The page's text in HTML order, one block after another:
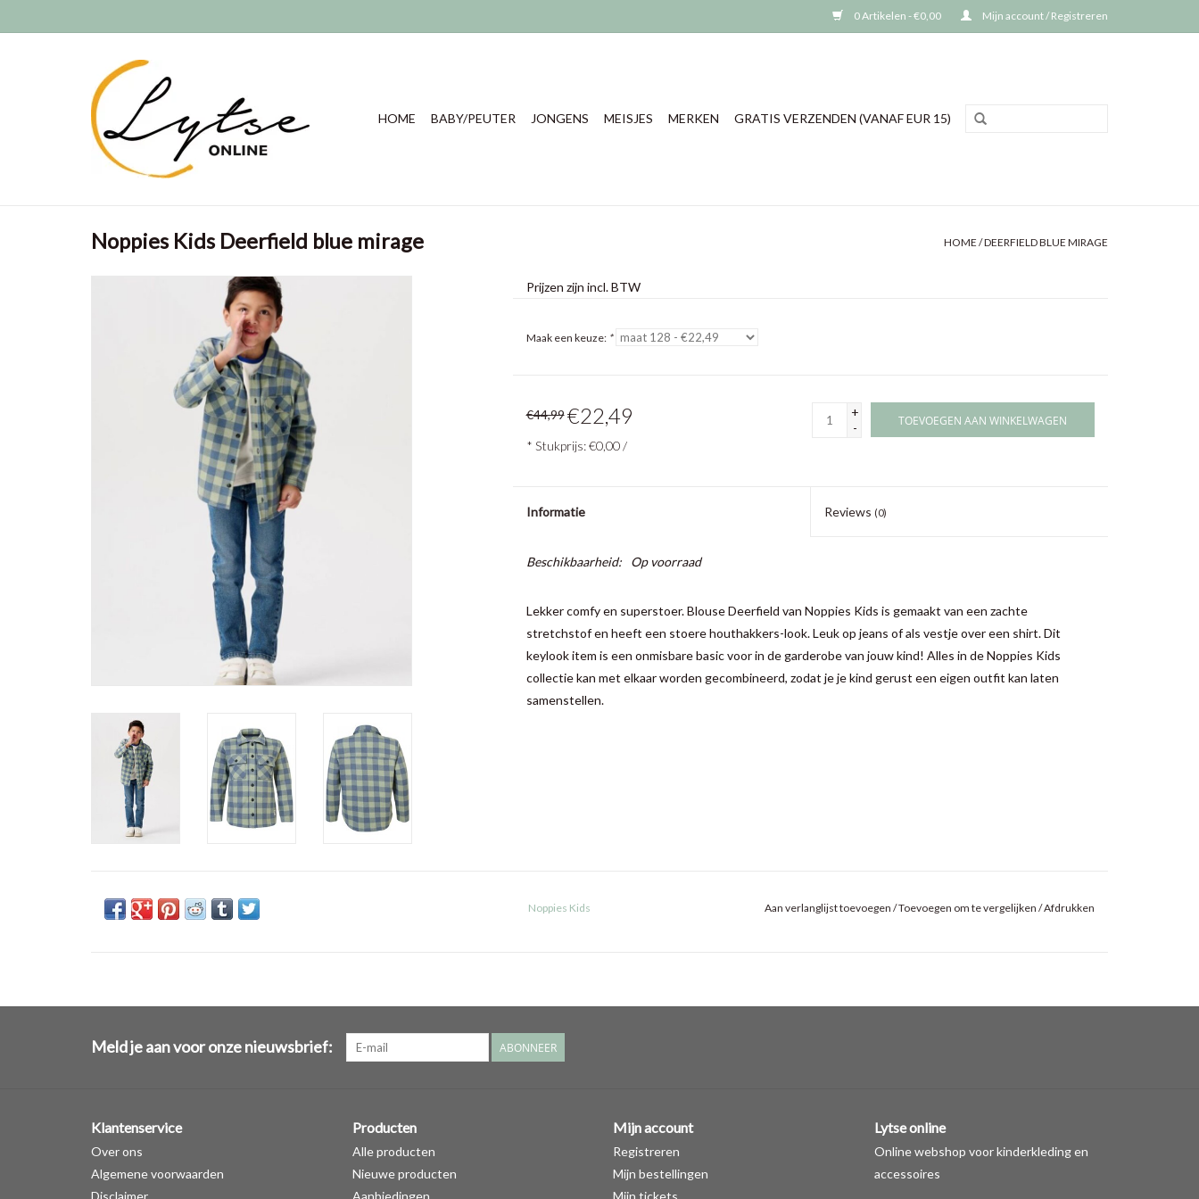
0 Artikelen - €0,00 Mijn account / Registreren
HOME BABY/PEUTER JONGENS MEISJES MERKEN GRATIS VERZENDEN (VANAF EUR 15)
Noppies Kids Deerfield blue mirage HOME /DEERFIELD BLUE MIRAGE
Prijzen zijn incl. BTW
Maak een keuze: *
€44,99 €22,49
* Stukprijs: €0,00 /
+
-
TOEVOEGEN AAN WINKELWAGEN
Informatie Reviews (0)
Beschikbaarheid: Op voorraad
Lekker comfy en superstoer. Blouse Deerfield van Noppies Kids is gemaakt van een zachte
stretchstof en heeft een stoere houthakkers-look. Leuk op jeans of als vestje over een shirt. Dit
keylook item is een onmisbare basic voor in de garderobe van jouw kind! Alles in de Noppies Kids
collectie kan met elkaar worden gecombineerd, zodat je je kind gerust een eigen outfit kan laten
samenstellen.
Noppies Kids Aan verlanglijst toevoegen /Toevoegen om te vergelijken /Afdrukken
Meld je aan voor onze nieuwsbrief: ABONNEER
Klantenservice
Over ons
Algemene voorwaarden
Disclaimer
Producten
Alle producten
Nieuwe producten
Aanbiedingen
Mijn account
Registreren
Mijn bestellingen
Mijn tickets
Lytse online
Online webshop voor kinderkleding en
accessoires